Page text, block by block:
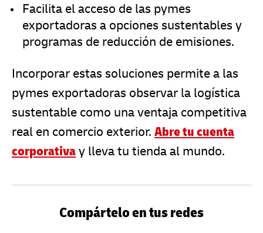
Facilita el acceso de las pymes
exportadoras a opciones sustentables y
programas de reducción de emisiones.
Incorporar estas soluciones permite a las
pymes exportadoras observar la logística
sustentable como una ventaja competitiva
real en comercio exterior. Abre tu cuenta
corporativay lleva tu tienda al mundo.
Compártelo en tus redes